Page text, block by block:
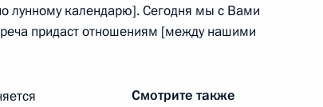
лунному календарю]. Сегодня мы с Вами
придаст отношениям [между нашими
Смотрите также